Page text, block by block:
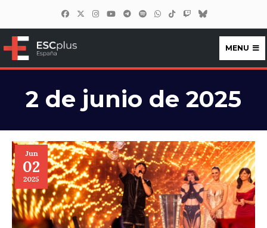
ESCplus España
MENU
2 de junio de 2025
Jun
02
2025